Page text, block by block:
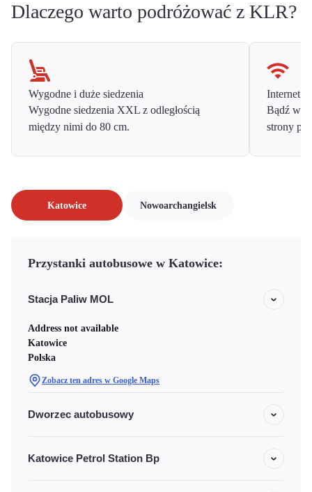
Dlaczego warto podróżować z KLR?
Wygodne i duże siedzenia
Wygodne siedzenia XXL z odległością
między nimi do 80 cm.
Internet
Bądź w
strony
Katowice Nowoarchangielsk
Przystanki autobusowe w Katowice:
Stacja Paliw MOL
Address not available
Katowice
Polska
Zobacz ten adres w Google Maps
Dworzec autobusowy
Katowice Petrol Station Bp